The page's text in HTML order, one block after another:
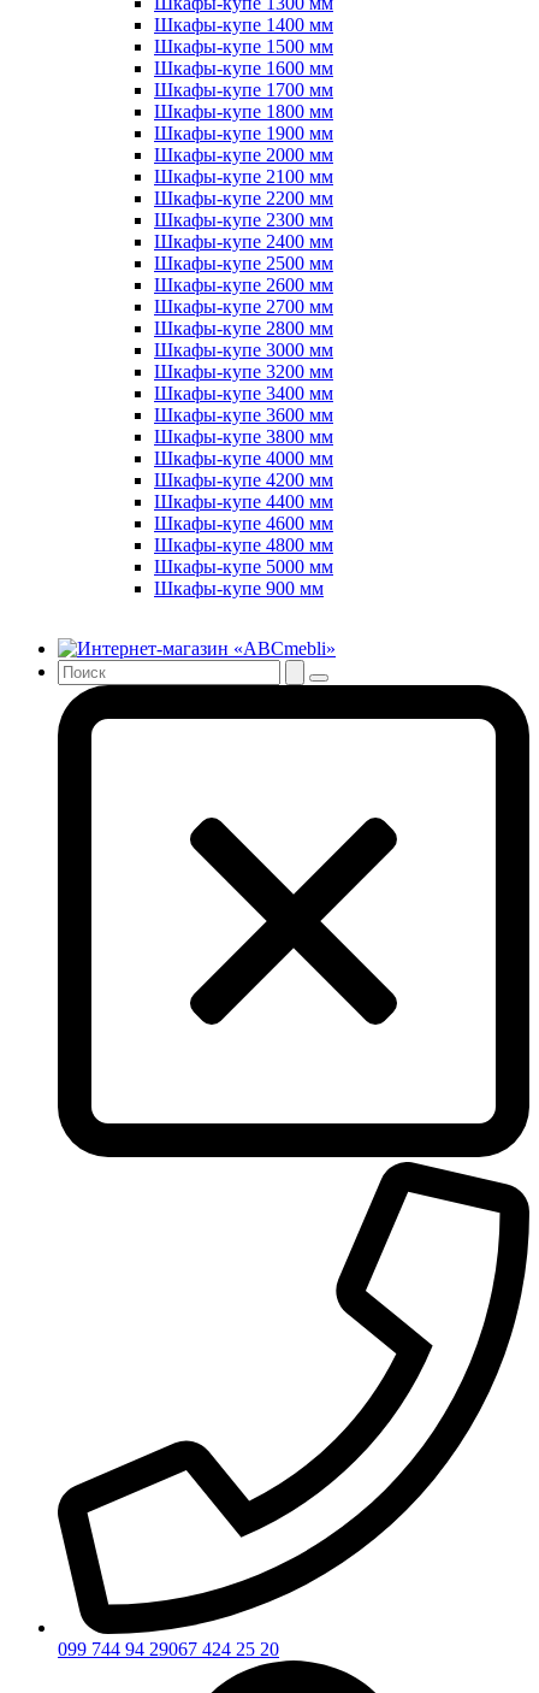
Шкафы-купе 1400 мм
Шкафы-купе 1500 мм
Шкафы-купе 1600 мм
Шкафы-купе 1700 мм
Шкафы-купе 1800 мм
Шкафы-купе 1900 мм
Шкафы-купе 2000 мм
Шкафы-купе 2100 мм
Шкафы-купе 2200 мм
Шкафы-купе 2300 мм
Шкафы-купе 2400 мм
Шкафы-купе 2500 мм
Шкафы-купе 2600 мм
Шкафы-купе 2700 мм
Шкафы-купе 2800 мм
Шкафы-купе 3000 мм
Шкафы-купе 3200 мм
Шкафы-купе 3400 мм
Шкафы-купе 3600 мм
Шкафы-купе 3800 мм
Шкафы-купе 4000 мм
Шкафы-купе 4200 мм
Шкафы-купе 4400 мм
Шкафы-купе 4600 мм
Шкафы-купе 4800 мм
Шкафы-купе 5000 мм
Шкафы-купе 900 мм
099 744 94 29067 424 25 20